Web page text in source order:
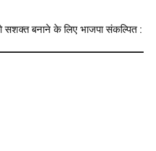
सशक्त बनाने के लिए भाजपा संकल्पित :